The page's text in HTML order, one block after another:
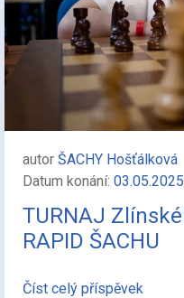
autor ŠACHY Hošťálková
Datum konání: 03.05.2025
TURNAJ
RAPID ŠACHU
Číst celý příspěvek